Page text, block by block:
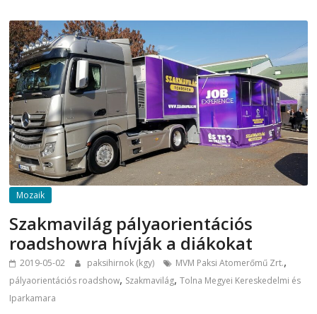
Mozaik
Szakmavilág pályaorientációs
roadshowra hívják a diákokat
2019-05-02 paksihirnok (kgy) MVM Paksi Atomerőmű Zrt.,
pályaorientációs roadshow, Szakmavilág,Tolna Megyei Kereskedelmi és
Iparkamara